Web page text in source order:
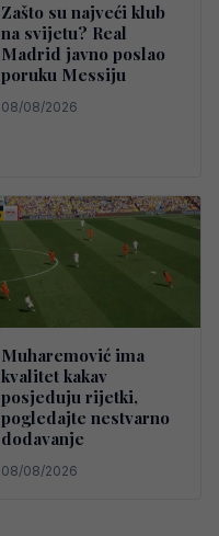
Zašto su najveći klub
na svijetu? Real
Madrid javno poslao
poruku Messiju
08/08/2026
Muharemović ima
kvalitet kakav
posjeduju rijetki,
pogledajte nestvarno
dodavanje
08/08/2026